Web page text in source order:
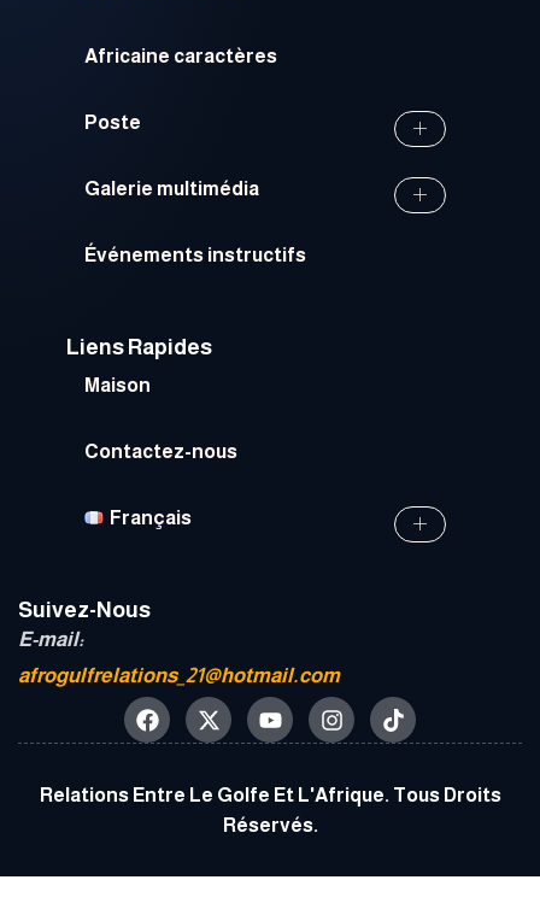
Africaine caractères
Poste
Galerie multimédia
Événements instructifs
Liens Rapides
Maison
Contactez-nous
Français
Suivez-Nous
E-mail:
afrogulfrelations_21@hotmail.com
Relations Entre Le Golfe Et L'Afrique. Tous Droits
Réservés.